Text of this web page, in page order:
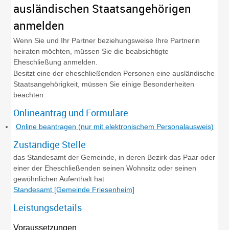
ausländischen Staatsangehörigen
anmelden
Wenn Sie und Ihr Partner beziehungsweise Ihre Partnerin
heiraten möchten, müssen Sie die beabsichtigte
Eheschließung anmelden.
Besitzt eine der eheschließenden Personen eine ausländische
Staatsangehörigkeit, müssen Sie einige Besonderheiten
beachten.
Onlineantrag und Formulare
Online beantragen (nur mit elektronischem Personalausweis)
Zuständige Stelle
das Standesamt der Gemeinde, in deren Bezirk das Paar oder
einer der Eheschließenden seinen Wohnsitz oder seinen
gewöhnlichen Aufenthalt hat
Standesamt [Gemeinde Friesenheim]
Leistungsdetails
Voraussetzungen